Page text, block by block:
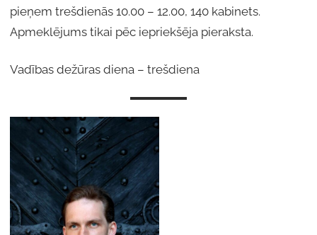
pieņem trešdienās 10.00 – 12.00, 140 kabinets.
Apmeklējums tikai pēc iepriekšēja pieraksta.
Vadības dežūras diena – trešdiena